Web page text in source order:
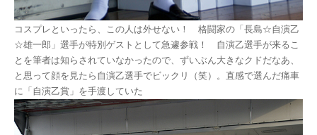
コスプレといったら、この人は外せない！ 格闘家の「長島☆自演乙
☆雄一郎」選手が特別ゲストとして急遽参戦！ 自演乙選手が来るこ
とを筆者は知らされていなかったので、ずいぶん大きなクドだなあ、
と思って顔を見たら自演乙選手でビックリ（笑）。直感で選んだ痛車
に「自演乙賞」を手渡していた